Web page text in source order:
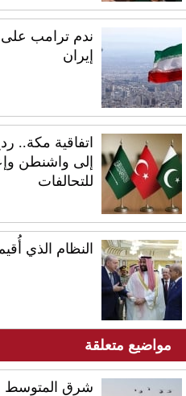
ندم ترامب
إيران
اتفاقية مكة..
إلى واشنطن
للتحالفات
النظام الذي
مواضيع متعلقة
شرق المتوسط